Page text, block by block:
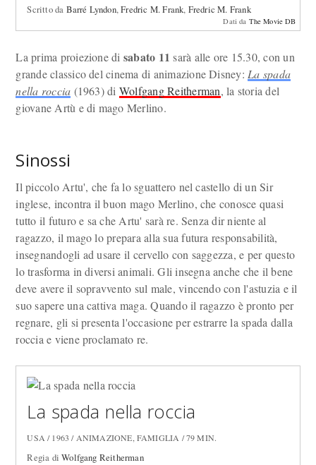
Scritto da Barré Lyndon,Fredric M. Frank, Fredric M. Frank
Dati da The Movie DB
La prima proiezione di sabato 11 sarà alle ore 15.30, con un
grande classico del cinema di animazione Disney: La spada
nella roccia (1963) di Wolfgang Reitherman, la storia del
giovane Artù e di mago Merlino.
Sinossi
Il piccolo Artu', che fa lo sguattero nel castello di un Sir
inglese, incontra il buon mago Merlino, che conosce quasi
tutto il futuro e sa che Artu' sarà re. Senza dir niente al
ragazzo, il mago lo prepara alla sua futura responsabilità,
insegnandogli ad usare il cervello con saggezza, e per questo
lo trasforma in diversi animali. Gli insegna anche che il bene
deve avere il sopravvento sul male, vincendo con l'astuzia e il
suo sapere una cattiva maga. Quando il ragazzo è pronto per
regnare, gli si presenta l'occasione per estrarre la spada dalla
roccia e viene proclamato re.
La spada nella roccia
USA / 1963 / ANIMAZIONE, FAMIGLIA / 79 MIN.
Regia diWolfgang Reitherman